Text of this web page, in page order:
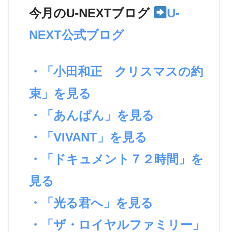
今月のU-NEXTブログ
U-
NEXT公式ブログ
・「小田和正 クリスマスの約
束」を見る
・「あんぱん」を見る
・「VIVANT」を見る
・「ドキュメント７２時間」を
見る
・「光る君へ」を見る
・「ザ・ロイヤルファミリー」